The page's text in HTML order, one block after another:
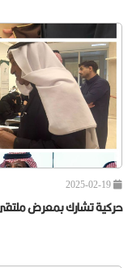
2025-02-21
حركية تنظم دورة صيانتك
نظمت جمعية حركية ‏ دورة